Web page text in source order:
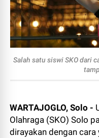
Salah satu siswi SKO dari
WARTAJOGLO, Solo -
Olahraga (SKO) Solo
dirayakan dengan